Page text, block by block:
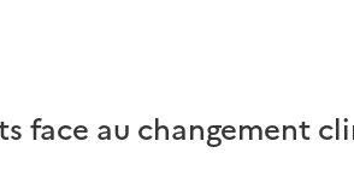
face au changement